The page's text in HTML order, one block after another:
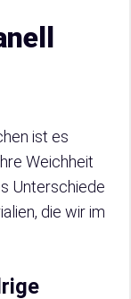
ist es
Weichheit
Unterschiede
die wir im